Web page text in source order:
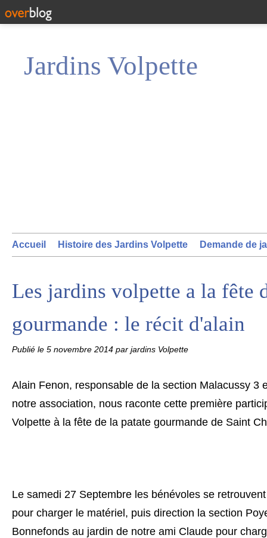
Jardins Volpette
Accueil Histoire des Jardins Volpette Demande de
Les jardins volpette a la fête
gourmande : le récit d'alain
Publié le 5 novembre 2014 par jardins Volpette
Alain Fenon, responsable de la section Malacussy 3
notre association, nous raconte cette première
Volpette à la fête de la patate gourmande de Saint
Le samedi 27 Septembre les bénévoles se
pour charger le matériel, puis direction la section
Bonnefonds au jardin de notre ami Claude pour